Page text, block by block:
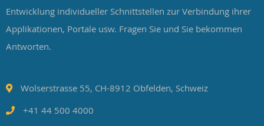
Entwicklung individueller Schnittstellen zur Verbindung ihrer
Applikationen, Portale usw. Fragen Sie und Sie bekommen
Antworten.
Wolserstrasse 55, CH-8912 Obfelden, Schweiz
+41 44 500 4000